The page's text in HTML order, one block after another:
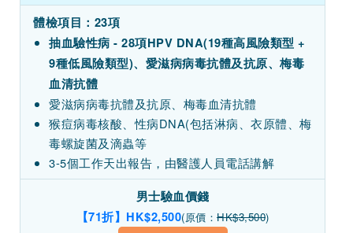
體檢項目：23項
抽血驗性病 - 28項HPV DNA(19種高風險類型 +
9種低風險類型)、愛滋病病毒抗體及抗原、梅毒
血清抗體
愛滋病病毒抗體及抗原、梅毒血清抗體
猴痘病毒核酸、性病DNA(包括淋病、衣原體、梅
毒螺旋菌及滴蟲等
3-5個工作天出報告，由醫護人員電話講解
男士驗血價錢
【71折】HK$2,500(原價： HK$3,500)